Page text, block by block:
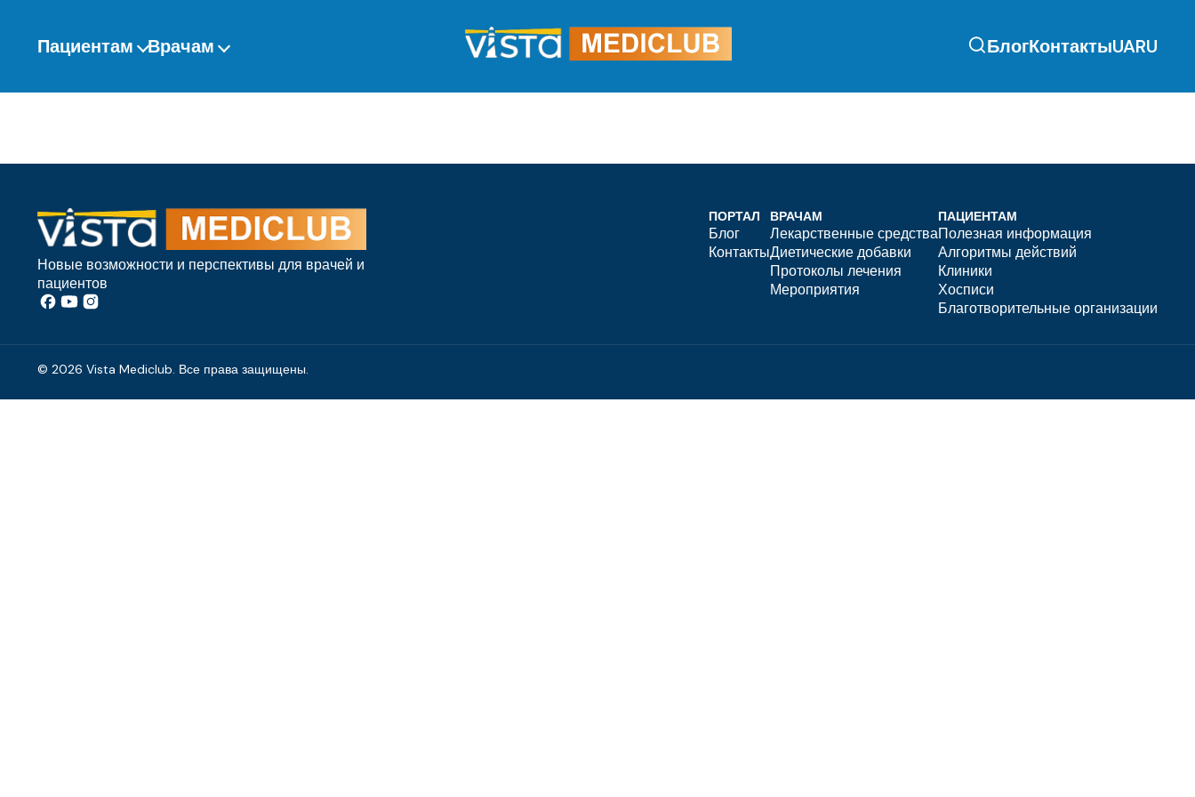
содержанию
Пациентам Врачам БлогКонтактыUARU
Новые возможности и перспективы для врачей и
пациентов
ПОРТАЛ
Блог
Контакты
ВРАЧАМ
Лекарственные средства
Диетические добавки
Протоколы лечения
Мероприятия
ПАЦИЕНТАМ
Полезная информация
Алгоритмы действий
Клиники
Хосписи
Благотворительные организации
© 2026 Vista Mediclub. Все права защищены.